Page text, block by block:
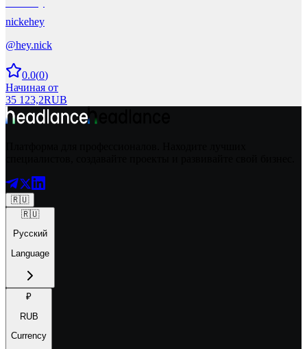
nickehey
@hey.nick
0.0(0)
Начиная от
35 123,2RUB
🇷🇺
🇷🇺
Русский
Language
₽
RUB
Currency